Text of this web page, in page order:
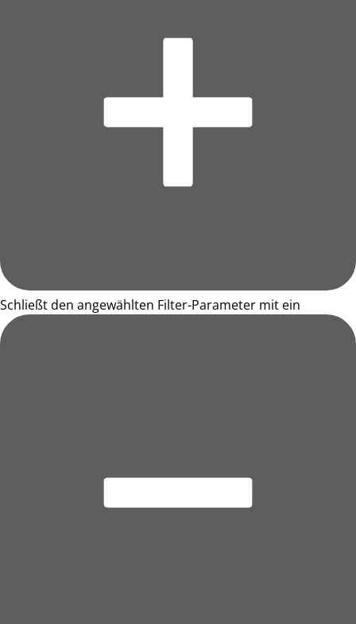
Schließt den angewählten Filter-Parameter mit ein